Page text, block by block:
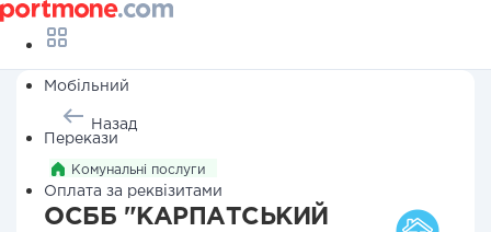
Мобільний
Перекази
Оплата за реквізитами
Назад
Комунальні послуги
ОСББ "КАРПАТСЬКИЙ